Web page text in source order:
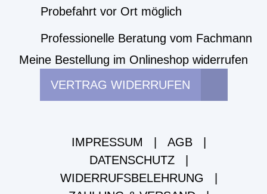
Probefahrt vor Ort möglich
Professionelle Beratung vom Fachmann
Meine Bestellung im Onlineshop widerrufen
VERTRAG WIDERRUFEN
IMPRESSUM AGB
DATENSCHUTZ
WIDERRUFSBELEHRUNG